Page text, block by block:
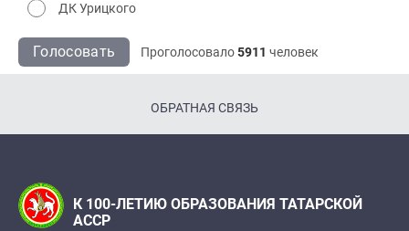
ДК Урицкого
Голосовать Проголосовало5911 человек
ОБРАТНАЯ СВЯЗЬ
К 100-ЛЕТИЮ ОБРАЗОВАНИЯ ТАТАРСКОЙ
АССР